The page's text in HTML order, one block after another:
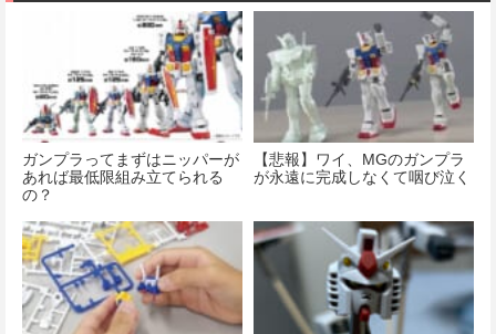
ガンプラってまずはニッパーが
あれば最低限組み立てられる
の？
【悲報】ワイ、MGのガンプラ
が永遠に完成しなくて咽び泣く